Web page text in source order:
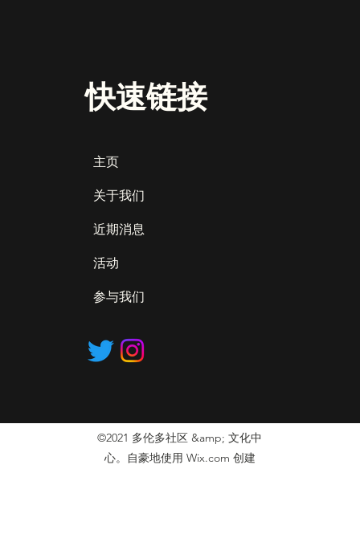
主页
关于我们
近期消息
活动
参与我们
快速链接
©2021 多伦多社区 &amp; 文化中
心。自豪地使用 Wix.com 创建